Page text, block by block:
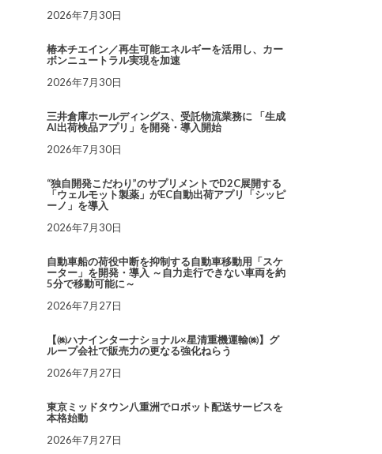
2026年7月30日
椿本チエイン／再生可能エネルギーを活用し、カー
ボンニュートラル実現を加速
2026年7月30日
三井倉庫ホールディングス、受託物流業務に 「生成
AI出荷検品アプリ」を開発・導入開始
2026年7月30日
“独自開発こだわり”のサプリメントでD2C展開する
「ウェルモット製薬」がEC自動出荷アプリ「シッピ
ーノ」を導入
2026年7月30日
自動車船の荷役中断を抑制する自動車移動用「スケ
ーター」を開発・導入 ～自力走行できない車両を約
5分で移動可能に～
2026年7月27日
【㈱ハナインターナショナル×星清重機運輸㈱】グ
ループ会社で販売力の更なる強化ねらう
2026年7月27日
東京ミッドタウン八重洲でロボット配送サービスを
本格始動
2026年7月27日